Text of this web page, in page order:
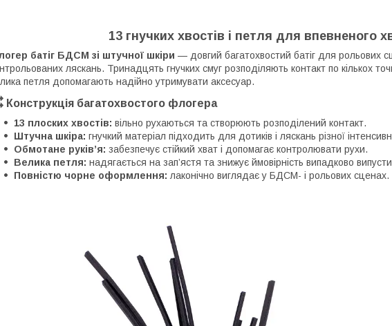
13 гнучких хвостів і петля для впевненого
батіг БДСМ зі штучної шкіри — довгий багатохвостий батіг для рольових
ляскань. Тринадцять гнучких смуг розподіляють контакт по кількох
петля допомагають надійно утримувати аксесуар.
Конструкція багатохвостого флогера
13 плоских хвостів: вільно рухаються та створюють розподілений контакт.
Штучна шкіра: гнучкий матеріал підходить для дотиків і ляскань різної
Обмотане руків’я: забезпечує стійкий хват і допомагає контролювати рухи.
Велика петля: надягається на зап’ястя та знижує ймовірність випадково
Повністю чорне оформлення: лаконічно виглядає у БДСМ- і рольових сценах.